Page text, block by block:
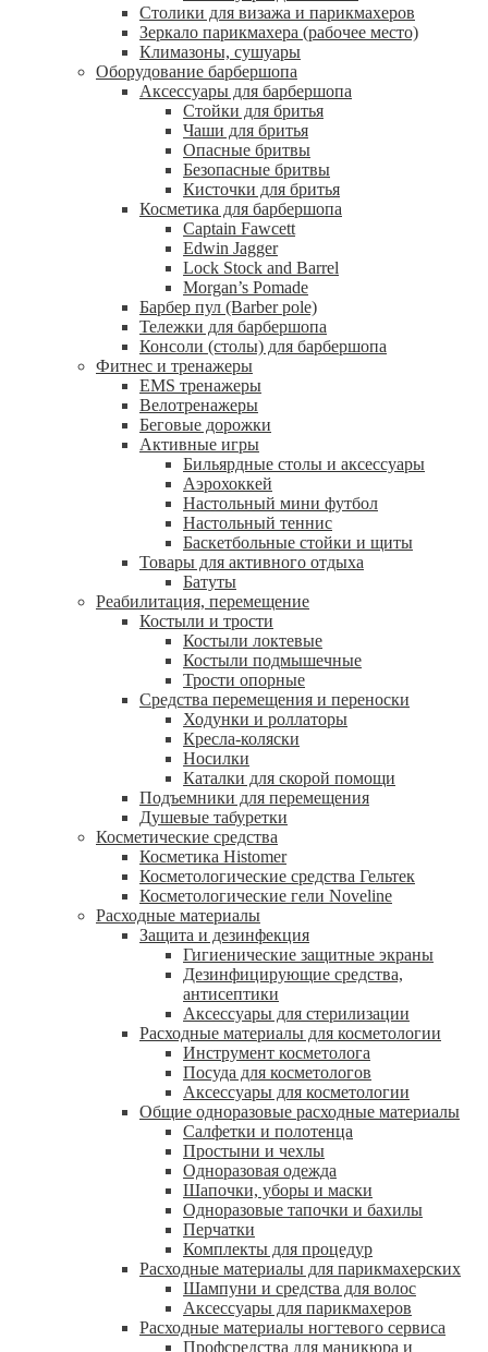
Столики для визажа и парикмахеров
Зеркало парикмахера (рабочее место)
Климазоны, сушуары
Оборудование барбершопа
Аксессуары для барбершопа
Стойки для бритья
Чаши для бритья
Опасные бритвы
Безопасные бритвы
Кисточки для бритья
Косметика для барбершопа
Captain Fawcett
Edwin Jagger
Lock Stock and Barrel
Morgan’s Pomade
Барбер пул (Barber pole)
Тележки для барбершопа
Консоли (столы) для барбершопа
Фитнес и тренажеры
EMS тренажеры
Велотренажеры
Беговые дорожки
Активные игры
Бильярдные столы и аксессуары
Аэрохоккей
Настольный мини футбол
Настольный теннис
Баскетбольные стойки и щиты
Товары для активного отдыха
Батуты
Реабилитация, перемещение
Костыли и трости
Костыли локтевые
Костыли подмышечные
Трости опорные
Средства перемещения и переноски
Ходунки и роллаторы
Кресла-коляски
Носилки
Каталки для скорой помощи
Подъемники для перемещения
Душевые табуретки
Косметические средства
Косметика Histomer
Косметологические средства Гельтек
Косметологические гели Noveline
Расходные материалы
Защита и дезинфекция
Гигиенические защитные экраны
Дезинфицирующие средства,
антисептики
Аксессуары для стерилизации
Расходные материалы для косметологии
Инструмент косметолога
Посуда для косметологов
Аксессуары для косметологии
Общие одноразовые расходные материалы
Салфетки и полотенца
Простыни и чехлы
Одноразовая одежда
Шапочки, уборы и маски
Одноразовые тапочки и бахилы
Перчатки
Комплекты для процедур
Расходные материалы для парикмахерских
Шампуни и средства для волос
Аксессуары для парикмахеров
Расходные материалы ногтевого сервиса
Профсредства для маникюра и